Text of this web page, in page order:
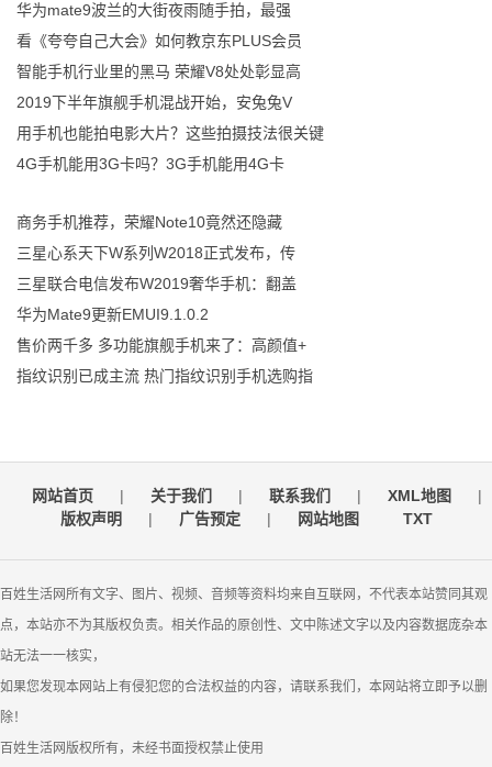
华为mate9波兰的大街夜雨随手拍，最强
看《夸夸自己大会》如何教京东PLUS会员
智能手机行业里的黑马 荣耀V8处处彰显高
2019下半年旗舰手机混战开始，安兔兔V
用手机也能拍电影大片？这些拍摄技法很关键
4G手机能用3G卡吗？3G手机能用4G卡
商务手机推荐，荣耀Note10竟然还隐藏
三星心系天下W系列W2018正式发布，传
三星联合电信发布W2019奢华手机：翻盖
华为Mate9更新EMUI9.1.0.2
售价两千多 多功能旗舰手机来了：高颜值+
指纹识别已成主流 热门指纹识别手机选购指
网站首页 | 关于我们 | 联系我们 | XML地图
|
版权声明
| 广告预定 | 网站地图 TXT
百姓生活网所有文字、图片、视频、音频等资料均来自互联网，不代表本站赞同其观
点，本站亦不为其版权负责。相关作品的原创性、文中陈述文字以及内容数据庞杂本
站无法一一核实，
如果您发现本网站上有侵犯您的合法权益的内容，请联系我们，本网站将立即予以删
除！
百姓生活网版权所有，未经书面授权禁止使用